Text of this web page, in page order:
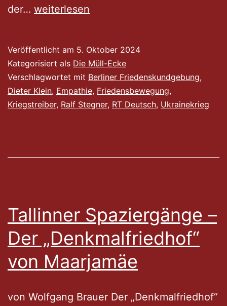
der… Konzert
Stimmen
weiterlesen
Veröffentlicht am 5. Oktober 2024
Kategorisiert als Die Müll-Ecke
Verschlagwortet mit Berliner Friedenskundgebung,
Dieter Klein, Empathie, Friedensbewegung,
Kriegstreiber, Ralf Stegner, RT Deutsch, Ukrainekrieg
Tallinner Spaziergänge –
Der „Denkmalfriedhof“
von Maarjamäe
von Wolfgang Brauer Der „Denkmalfriedhof“